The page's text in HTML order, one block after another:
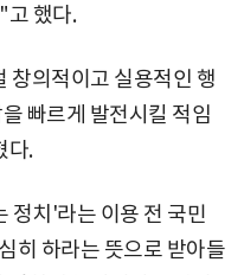
고 했다.
창의적이고 실용적인 행
빠르게 발전시킬 적임
다.
정치'라는 이용 전 국민
히 하라는 뜻으로 받아들